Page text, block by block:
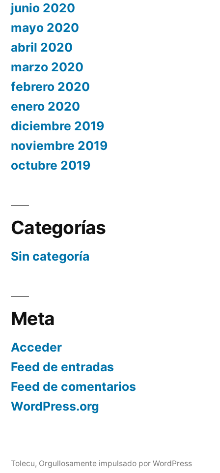
junio 2020
mayo 2020
abril 2020
marzo 2020
febrero 2020
enero 2020
diciembre 2019
noviembre 2019
octubre 2019
Categorías
Sin categoría
Meta
Acceder
Feed de entradas
Feed de comentarios
WordPress.org
Tolecu, Orgullosamente impulsado por WordPress